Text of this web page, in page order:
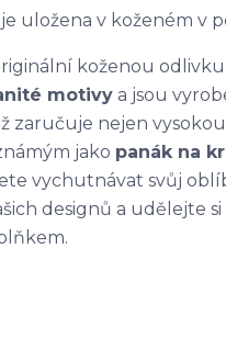
uložena v koženém v
koženou
motivy a jsou
zaručuje nejen
jako panák na
vychutnávat svůj
designů a udělejte